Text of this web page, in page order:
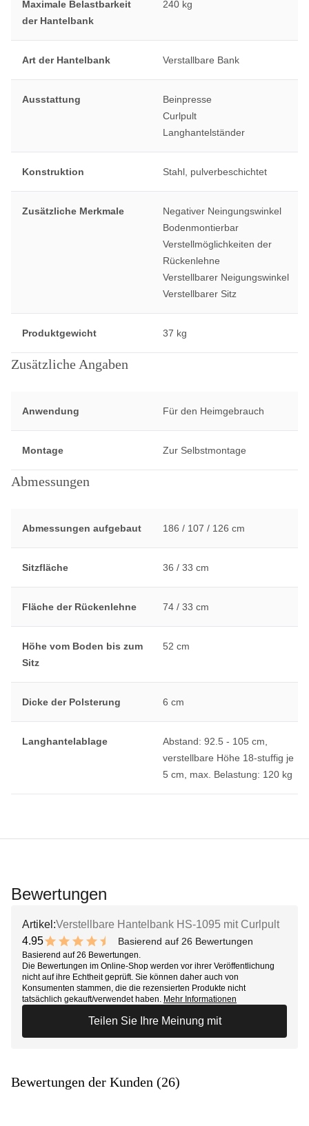
Maximale Belastbarkeit
der Hantelbank
240 kg
Art der Hantelbank Verstallbare Bank
Ausstattung
Beinpresse
Curlpult
Langhantelständer
Konstruktion Stahl, pulverbeschichtet
Zusätzliche Merkmale
Negativer Neingungswinkel
Bodenmontierbar
Verstellmöglichkeiten der
Rückenlehne
Verstellbarer Neigungswinkel
Verstellbarer Sitz
Produktgewicht 37 kg
Zusätzliche Angaben
Anwendung Für den Heimgebrauch
Montage Zur Selbstmontage
Abmessungen
Abmessungen aufgebaut 186 / 107 / 126 cm
Sitzfläche 36 / 33 cm
Fläche der Rückenlehne 74 / 33 cm
Höhe vom Boden bis zum
Sitz
52 cm
Dicke der Polsterung 6 cm
Langhantelablage
Abstand: 92.5 - 105 cm,
verstellbare Höhe 18-stuffig je
5 cm, max. Belastung: 120 kg
Bewertungen
Artikel:Verstellbare Hantelbank HS-1095 mit Curlpult
4.95
9.9 out of 10 stars
Basierend auf 26 Bewertungen
Basierend auf 26 Bewertungen.
Die Bewertungen im Online-Shop werden vor ihrer Veröffentlichung
nicht auf ihre Echtheit geprüft. Sie können daher auch von
Konsumenten stammen, die die rezensierten Produkte nicht
tatsächlich gekauft/verwendet haben. Mehr Informationen
Teilen Sie Ihre Meinung mit
Bewertungen der Kunden (26)